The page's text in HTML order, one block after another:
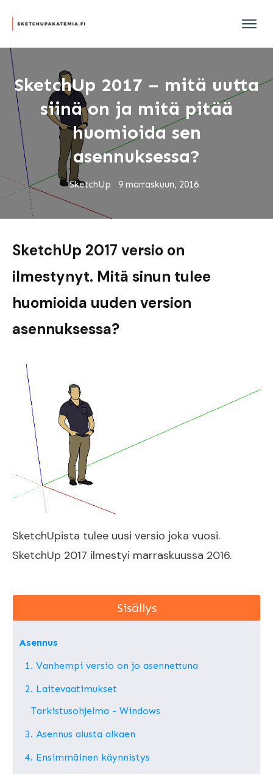
SketchUp 2017 – mitä uutta
siinä on ja mitä pitää
huomioida sen
asennuksessa?
SketchUp 9 marraskuun, 2016
SketchUp 2017 versio on
ilmestynyt. Mitä sinun tulee
huomioida uuden version
asennuksessa?
SketchUpista tulee uusi versio joka vuosi.
SketchUp 2017 ilmestyi marraskuussa 2016.
Sisällys
Asennus
1. Vanhempi versio on jo asennettuna
2. Laitevaatimukset
Tarkistusohjelma - Windows
3. Asennus alusta alkaen
4. Ensimmäinen käynnistys